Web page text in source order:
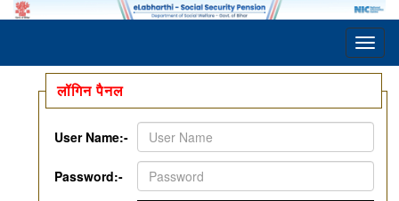
लॉगिन पैनल
User Name:-
Password:-